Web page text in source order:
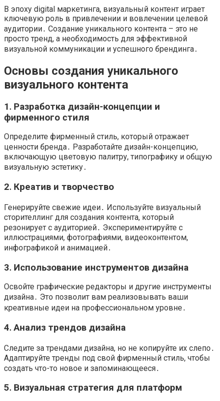
В эпоху digital маркетинга, визуальный контент играет
ключевую роль в привлечении и вовлечении целевой
аудитории․ Создание уникального контента – это не
просто тренд, а необходимость для эффективной
визуальной коммуникации и успешного брендинга․
Основы создания уникального
визуального контента
1․ Разработка дизайн-концепции и
фирменного стиля
Определите фирменный стиль, который отражает
ценности бренда․ Разработайте дизайн-концепцию,
включающую цветовую палитру, типографику и общую
визуальную эстетику․
2․ Креатив и творчество
Генерируйте свежие идеи․ Используйте визуальный
сторителлинг для создания контента, который
резонирует с аудиторией․ Экспериментируйте с
иллюстрациями, фотографиями, видеоконтентом,
инфографикой и анимацией․
3․ Использование инструментов дизайна
Освойте графические редакторы и другие инструменты
дизайна․ Это позволит вам реализовывать ваши
креативные идеи на профессиональном уровне․
4․ Анализ трендов дизайна
Следите за трендами дизайна, но не копируйте их слепо․
Адаптируйте тренды под свой фирменный стиль, чтобы
создать что-то новое и запоминающееся․
5․ Визуальная стратегия для платформ